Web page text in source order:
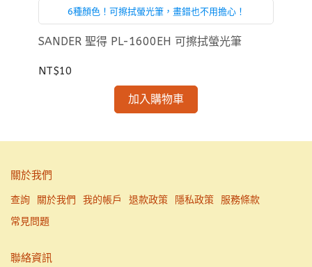
6種顏色！可擦拭螢光筆，畫錯也不用擔心！
SANDER 聖得 PL-1600EH 可擦拭螢光筆
NT$10
加入購物車
關於我們
查詢 關於我們 我的帳戶 退款政策 隱私政策
服務條款
常見問題
聯絡資訊